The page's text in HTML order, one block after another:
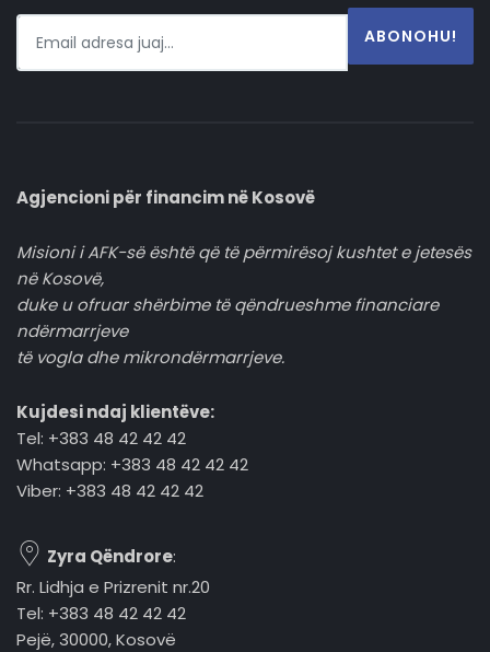
ABONOHU!
Agjencioni për financim në Kosovë
Misioni i AFK-së është që të përmirësoj kushtet e jetesës
në Kosovë,
duke u ofruar shërbime të qëndrueshme financiare
ndërmarrjeve
të vogla dhe mikrondërmarrjeve.
Kujdesi ndaj klientëve:
Tel: +383 48 42 42 42
Whatsapp: +383 48 42 42 42
Viber: +383 48 42 42 42
Zyra Qëndrore:
Rr. Lidhja e Prizrenit nr.20
Tel: +383 48 42 42 42
Pejë, 30000, Kosovë